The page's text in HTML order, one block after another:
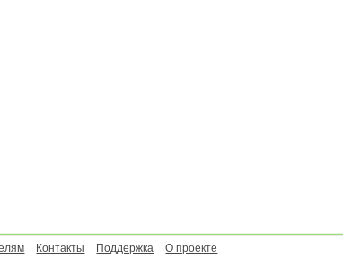
Контакты Поддержка О проекте